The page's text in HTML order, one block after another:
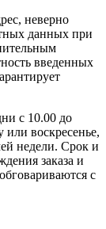
неверно
данных при
введенных
с 10.00 до
или воскресенье,
недели. Срок и
заказа и
с